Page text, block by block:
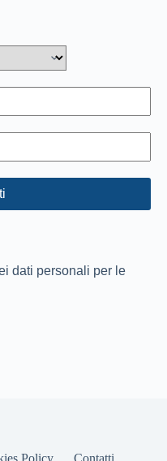
dati personali per le
Policy Contatti